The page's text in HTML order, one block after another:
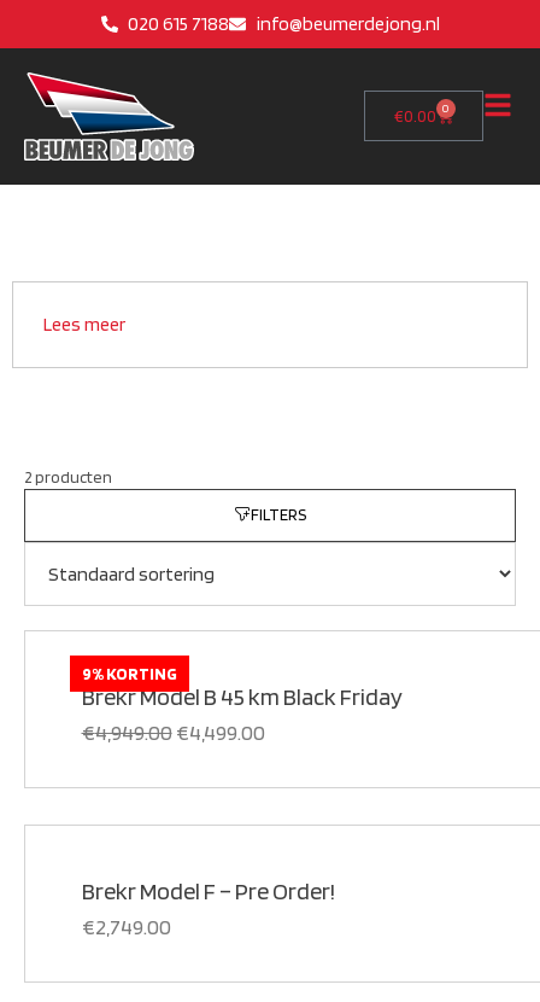
020 615 7188 info@beumerdejong.nl
€0.00 0
Lees meer
2 producten
FILTERS
9% KORTING
Brekr Model B 45 km Black Friday
€4,949.00 €4,499.00
Brekr Model F – Pre Order!
€2,749.00